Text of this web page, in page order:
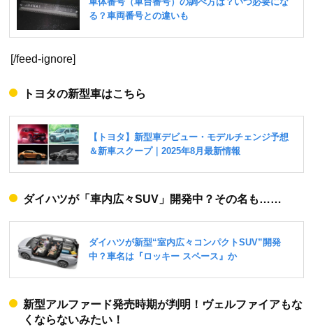
[/feed-ignore]
トヨタの新型車はこちら
ダイハツが「車内広々SUV」開発中？その名も……
新型アルファード発売時期が判明！ヴェルファイアもな
くならないみたい！